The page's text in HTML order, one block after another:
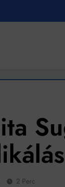
2 Perc